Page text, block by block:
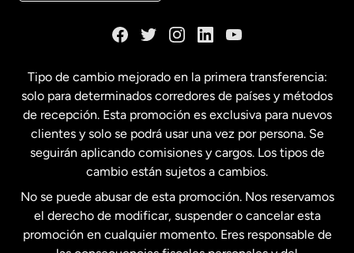
Estados Unidos English
Estados Unidos Español
Francia
Tipo de cambio mejorado en la primera transferencia:
solo para determinados corredores de países y métodos
de recepción. Esta promoción es exclusiva para nuevos
clientes y solo se podrá usar una vez por persona. Se
seguirán aplicando comisiones y cargos. Los tipos de
cambio están sujetos a cambios.
No se puede abusar de esta promoción. Nos reservamos
el derecho de modificar, suspender o cancelar esta
promoción en cualquier momento. Eres responsable de